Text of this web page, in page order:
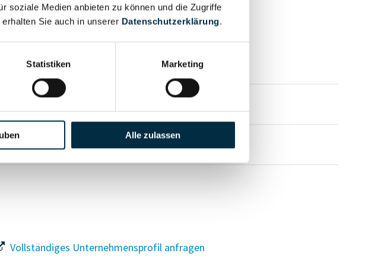
soziale Medien anbieten zu können und die Zugriffe
Sie auch in unserer Datenschutzerklärung.
Statistiken Marketing
Alle zulassen
Vollständiges Unternehmensprofil anfragen
Vollständiges Unternehmensprofil anfragen
Vollständiges Unternehmensprofil anfragen